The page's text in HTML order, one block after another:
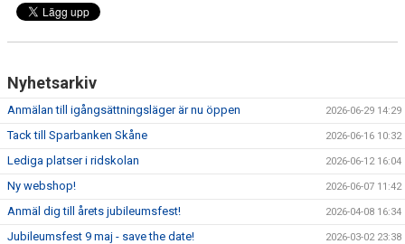
RIDHUSKALENDER
BLI SPONSOR!
KLUBBSHOP
MEDLEMSKAP
HIPPOCRATES
Nyhetsarkiv
Anmälan till igångsättningsläger är nu öppen 2026-06-29 14:29
Tack till Sparbanken Skåne 2026-06-16 10:32
Lediga platser i ridskolan 2026-06-12 16:04
Ny webshop! 2026-06-07 11:42
Anmäl dig till årets jubileumsfest! 2026-04-08 16:34
Jubileumsfest 9 maj - save the date! 2026-03-02 23:38